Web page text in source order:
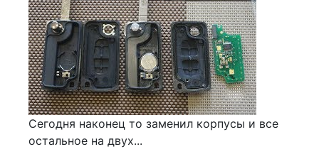
Сегодня наконец то заменил корпусы и все
остальное на двух...